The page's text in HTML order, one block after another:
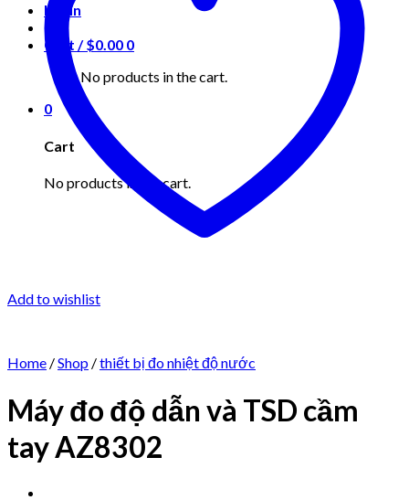
Login
Cart /$0.00 0
No products in the cart.
0
Cart
No products in the cart.
Add to wishlist
Home /Shop /thiết bị đo nhiệt độ nước
Máy đo độ dẫn và TSD cầm
tay AZ8302